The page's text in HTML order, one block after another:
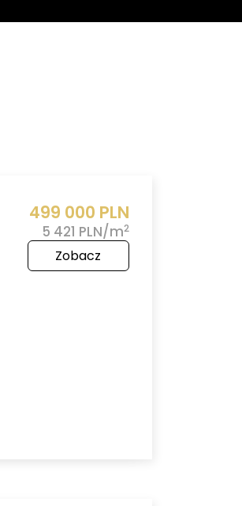
499 000 PLN
5 421 PLN/m2
Zobacz